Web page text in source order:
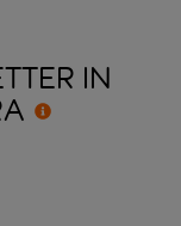
IN